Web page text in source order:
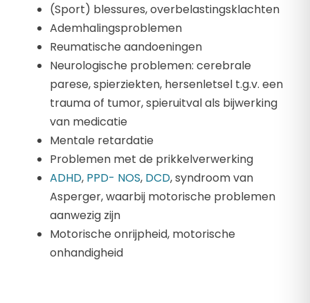
(Sport) blessures, overbelastingsklachten
Ademhalingsproblemen
Reumatische aandoeningen
Neurologische problemen: cerebrale
parese, spierziekten, hersenletsel t.g.v. een
trauma of tumor, spieruitval als bijwerking
van medicatie
Mentale retardatie
Problemen met de prikkelverwerking
ADHD, PPD- NOS, DCD, syndroom van
Asperger, waarbij motorische problemen
aanwezig zijn
Motorische onrijpheid, motorische
onhandigheid